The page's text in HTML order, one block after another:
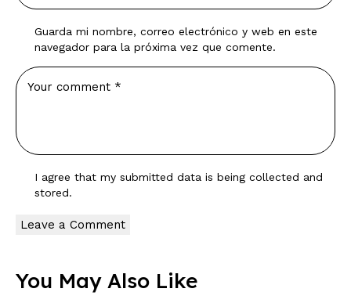
Guarda mi nombre, correo electrónico y web en este
navegador para la próxima vez que comente.
I agree that my submitted data is being collected and
stored.
You May Also Like